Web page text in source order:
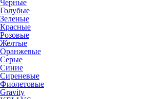
Черные
Голубые
Зеленые
Красные
Розовые
Желтые
Оранжевые
Серые
Синие
Сиреневые
Фиолетовые
Gravity